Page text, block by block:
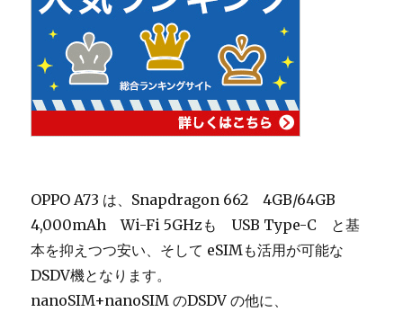
OPPO A73 は、Snapdragon 662 4GB/64GB
4,000mAh Wi-Fi 5GHzも USB Type-C と基
本を抑えつつ安い、そして eSIMも活用が可能な
DSDV機となります。
nanoSIM+nanoSIM のDSDV の他に、